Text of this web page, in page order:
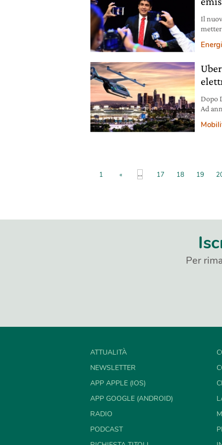
Il
Dopo
Ad
1 « ... 17 18 19
Per
ATTUALITÀ
NEWSLETTER
APP APPLE (IOS)
APP GOOGLE (ANDROID)
RADIO
PODCAST